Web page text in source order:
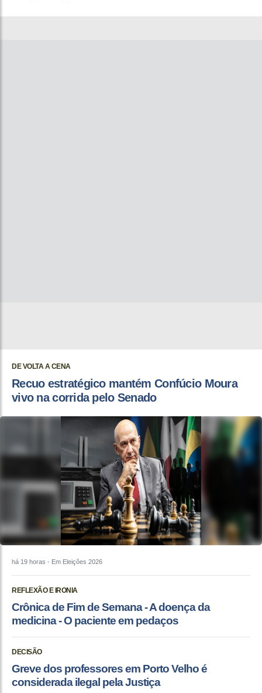
DE VOLTA A CENA
Recuo estratégico mantém Confúcio Moura
vivo na corrida pelo Senado
há 19 horas - Em Eleições 2026
REFLEXÃO E IRONIA
Crônica de Fim de Semana - A doença da
medicina - O paciente em pedaços
DECISÃO
Greve dos professores em Porto Velho é
considerada ilegal pela Justiça